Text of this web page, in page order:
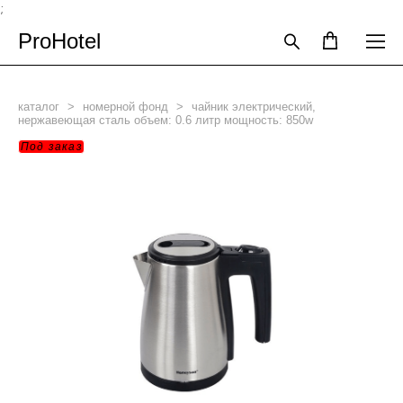
;
ProHotel
каталог > номерной фонд >
чайник электрический,
нержавеющая сталь объем: 0.6 литр мощность: 850w
Под заказ